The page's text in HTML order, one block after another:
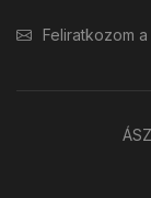
Feliratkozom